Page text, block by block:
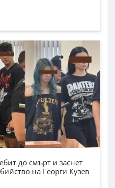
до смърт и заснет
на Георги Кузев